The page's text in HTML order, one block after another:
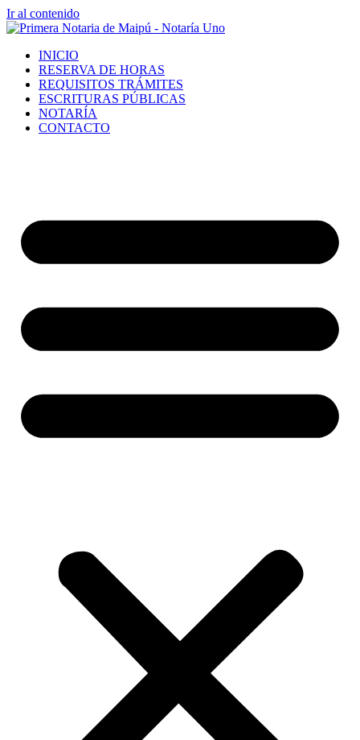
Ir al contenido
INICIO
RESERVA DE HORAS
REQUISITOS TRÁMITES
ESCRITURAS PÚBLICAS
NOTARÍA
CONTACTO